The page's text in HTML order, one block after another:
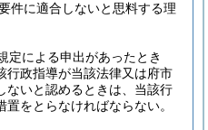
件に適合しないと思料する理
定による申出があったとき
行政指導が当該法律又は府市
ないと認めるときは、当該行
をとらなければならない。